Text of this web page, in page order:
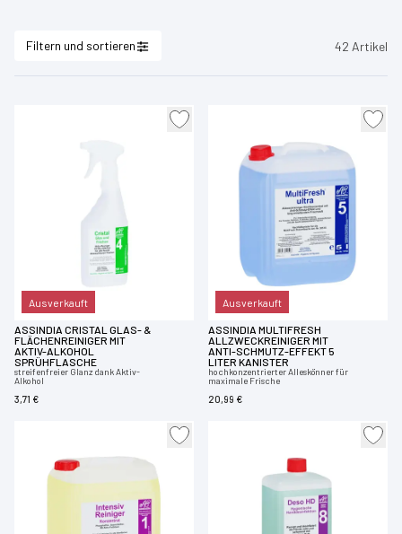
Filtern und sortieren 42 Artikel
Ausverkauft
ASSINDIA CRISTAL GLAS- &
FLÄCHENREINIGER MIT
AKTIV-ALKOHOL
SPRÜHFLASCHE
streifenfreier Glanz dank Aktiv-
Alkohol
3,71 €
Ausverkauft
ASSINDIA MULTIFRESH
ALLZWECKREINIGER MIT
ANTI-SCHMUTZ-EFFEKT 5
LITER KANISTER
hochkonzentrierter Alleskönner für
maximale Frische
20,99 €